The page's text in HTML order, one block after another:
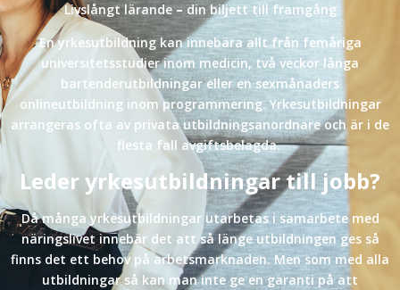
Livslångt lärande–din biljett till framgång
En yrkesutbildning kan innebära allt från femåriga
universitetsstudier inom medicin, två veckor långa
bartenderutbildningar eller en sexmånaders
onlineutbildning inom programmering. Yrkesutbildningar
arrangeras ofta av privata utbildningsanordnare och är i de
flesta fall avgiftsbelagda.
Leder yrkesutbildningar till jobb?
Då många yrkesutbildningar utarbetas i samarbete med
näringslivet innebär det att så länge utbildningen ges så
finns det ett behov på arbetsmarknaden. Men som med alla
utbildningar så kan man inte ge en garanti på att